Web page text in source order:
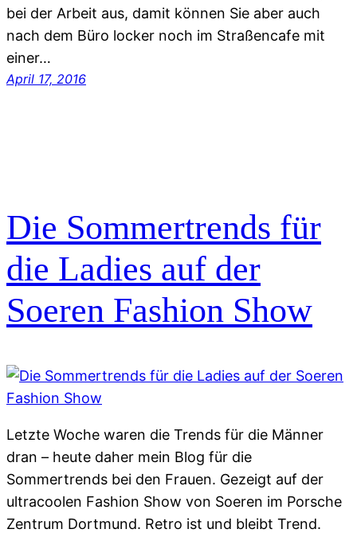
bei der Arbeit aus, damit können Sie aber auch
nach dem Büro locker noch im Straßencafe mit
einer…
April 17, 2016
Die Sommertrends für
die Ladies auf der
Soeren Fashion Show
Letzte Woche waren die Trends für die Männer
dran – heute daher mein Blog für die
Sommertrends bei den Frauen. Gezeigt auf der
ultracoolen Fashion Show von Soeren im Porsche
Zentrum Dortmund. Retro ist und bleibt Trend.